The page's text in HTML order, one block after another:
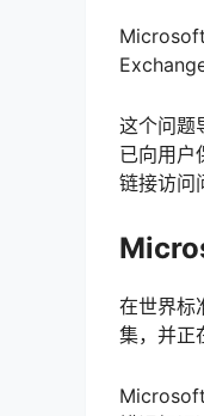
这个问题
已向用户
链接访问
在世界标
集，并正
Microsoft